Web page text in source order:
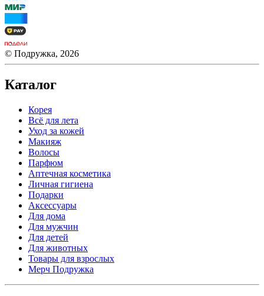
© Подружка, 2026
Каталог
Корея
Всё для лета
Уход за кожей
Макияж
Волосы
Парфюм
Аптечная косметика
Личная гигиена
Подарки
Аксессуары
Для дома
Для мужчин
Для детей
Для животных
Товары для взрослых
Мерч Подружка